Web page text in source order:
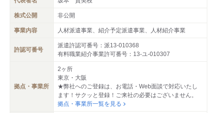
株式公開 非公開
事業内容 人材派遣事業、紹介予定派遣事業、人材紹介事業
許認可番号
派遣許認可番号：派13-010368
有料職業紹介事業許可番号：13-ユ-010307
拠点・事業所
2ヶ所
東京・大阪
★弊社へのご登録は、お電話・Web面談で対応いたし
ます！サクッと登録！ご来社の必要はございません。
拠点・事業所一覧を見る